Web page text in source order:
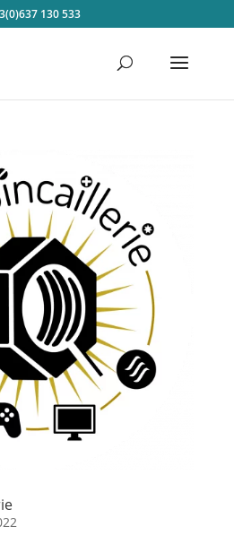
130 533